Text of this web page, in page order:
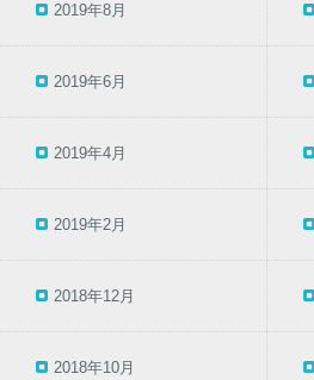
2019年8月
2019年6月
2019年4月
2019年2月
2018年12月
2018年10月